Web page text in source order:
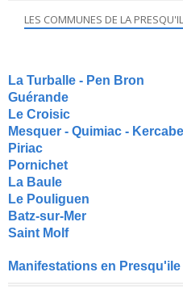
LES COMMUNES DE LA
La Turballe - Pen Bron
Guérande
Le Croisic
Mesquer - Quimiac -
Piriac
Pornichet
La Baule
Le Pouliguen
Batz-sur-Mer
Saint Molf
Manifestations en